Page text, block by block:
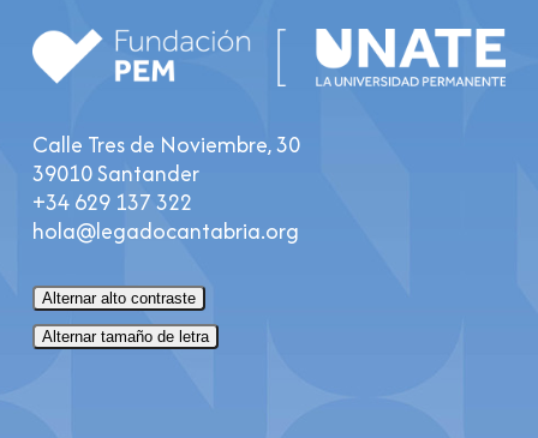
Calle Tres de Noviembre, 30
39010 Santander
+34 629 137 322
hola@legadocantabria.org
Alternar alto contraste
Alternar tamaño de letra